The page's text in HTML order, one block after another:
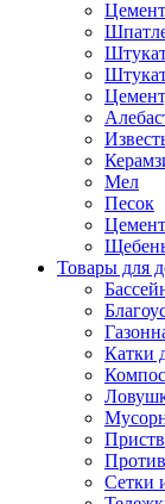
Мел
Песок
Цемент
Товары для
Катки
Сетки